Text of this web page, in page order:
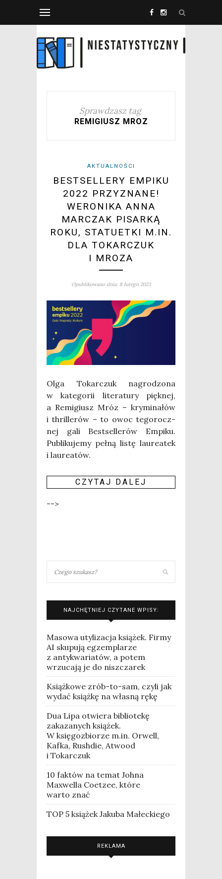
Sprawdzasz tag
REMIGIUSZ MROZ
AKTUALNOŚCI
BESTSELLERY EMPIKU
2022 PRZYZNANE!
WERONIKA ANNA
MARCZAK PISARKĄ
ROKU, STATUETKI M.IN.
DLA TOKARCZUK
I MROZA
Opublikowano dnia: 8 lutego 2023
Olga Tokar­czuk nagro­dzo­na
w kate­go­rii lite­ra­tu­ry pięk­nej,
a Remi­giusz Mróz – kry­mi­na­łów
i thril­le­rów – to owoc tego­rocz­
nej gali Best­sel­le­rów Empi­ku.
Publi­ku­je­my peł­ną listę lau­re­atek
i lau­re­atów.
CZY­TAJ DALEJ
-->
NAJCHĘTNIEJ CZYTANE WPISY:
Masowa utylizacja książek. Firmy
AI skupują egzemplarze
z antykwariatów, a potem
wrzucają je do niszczarek
Książkowe zrób-to-sam, czyli jak
wydać książkę na własną rękę
Dua Lipa otwiera bibliotekę
zakazanych książek.
W księgozbiorze m.in. Orwell,
Kafka, Rushdie, Atwood
i Tokarczuk
10 faktów na temat Johna
Maxwella Coetzee, które
warto znać
TOP 5 książek Jakuba Małeckiego
REKLAMA